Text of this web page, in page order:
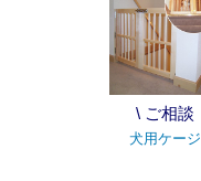
\ ご相談
犬用ケージ